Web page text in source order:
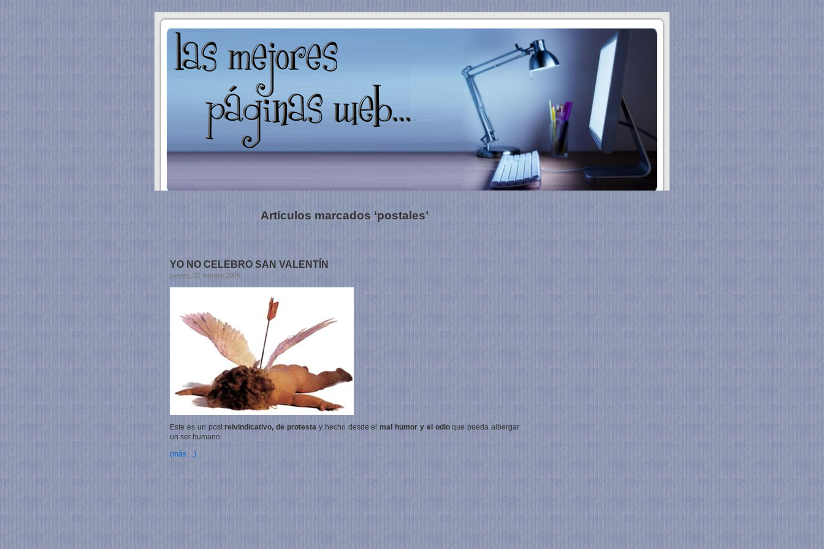
Artículos marcados ‘postales’
YO NO CELEBRO SAN VALENTÍN
jueves, 12 febrero 2009
Este es un postreivindicativo, de protesta y hecho desde elmal humor y el odioque pueda albergar
un ser humano.
(más…)